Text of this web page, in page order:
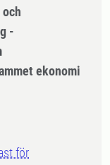
-
ekonomi
för